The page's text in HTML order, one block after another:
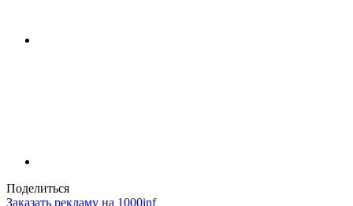
Поделиться
Заказать рекламу на 1000inf